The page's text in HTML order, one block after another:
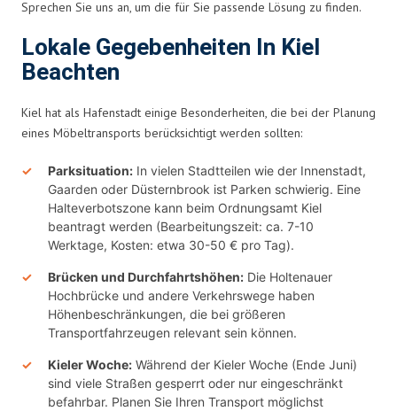
Sprechen Sie uns an, um die für Sie passende Lösung zu finden.
Lokale Gegebenheiten In Kiel
Beachten
Kiel hat als Hafenstadt einige Besonderheiten, die bei der Planung
eines Möbeltransports berücksichtigt werden sollten:
Parksituation: In vielen Stadtteilen wie der Innenstadt,
Gaarden oder Düsternbrook ist Parken schwierig. Eine
Halteverbotszone kann beim Ordnungsamt Kiel
beantragt werden (Bearbeitungszeit: ca. 7-10
Werktage, Kosten: etwa 30-50 € pro Tag).
Brücken und Durchfahrtshöhen: Die Holtenauer
Hochbrücke und andere Verkehrswege haben
Höhenbeschränkungen, die bei größeren
Transportfahrzeugen relevant sein können.
Kieler Woche: Während der Kieler Woche (Ende Juni)
sind viele Straßen gesperrt oder nur eingeschränkt
befahrbar. Planen Sie Ihren Transport möglichst